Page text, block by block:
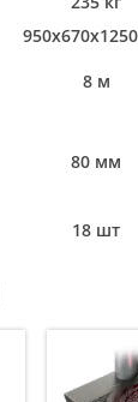
8 м
80 мм
18 шт